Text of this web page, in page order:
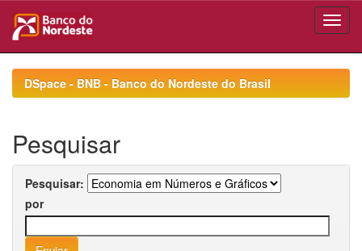
navigationDSpace - BNB - Banco do Nordeste do Brasil
Pesquisar
Pesquisar:
por